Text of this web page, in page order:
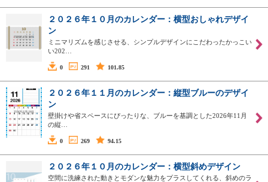
２０２６年１０月のカレンダー：横型おしゃれデザイ
ン
ミニマリズムを感じさせる、シンプルデザインにこだわったかっこい
い202…
0 291 101.85
２０２６年１１月のカレンダー：縦型ブルーのデザイ
ン
壁掛けや省スペースにぴったりな、ブルーを基調とした2026年11月
の縦…
0 269 94.15
２０２６年１０月のカレンダー：横型斜めデザイン
空間に洗練された動きとモダンな魅力をプラスしてくれる、斜めのラ